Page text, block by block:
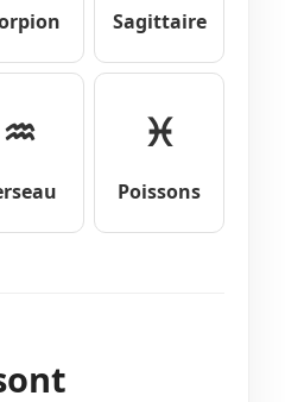
Sagittaire
♒ ♓
Poissons